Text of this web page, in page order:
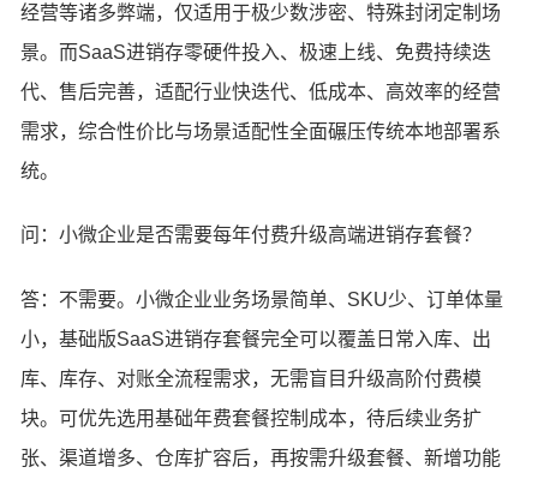
经营等诸多弊端，仅适用于极少数涉密、特殊封闭定制场
景。而SaaS进销存零硬件投入、极速上线、免费持续迭
代、售后完善，适配行业快迭代、低成本、高效率的经营
需求，综合性价比与场景适配性全面碾压传统本地部署系
统。
问：小微企业是否需要每年付费升级高端进销存套餐？
答：不需要。小微企业业务场景简单、SKU少、订单体量
小，基础版SaaS进销存套餐完全可以覆盖日常入库、出
库、库存、对账全流程需求，无需盲目升级高阶付费模
块。可优先选用基础年费套餐控制成本，待后续业务扩
张、渠道增多、仓库扩容后，再按需升级套餐、新增功能